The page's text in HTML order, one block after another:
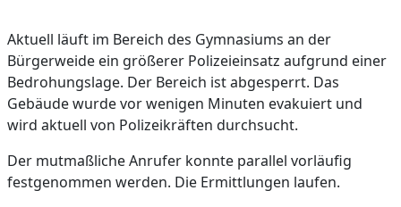
Aktuell läuft im Bereich des Gymnasiums an der
Bürgerweide ein größerer Polizeieinsatz aufgrund einer
Bedrohungslage. Der Bereich ist abgesperrt. Das
Gebäude wurde vor wenigen Minuten evakuiert und
wird aktuell von Polizeikräften durchsucht.
Der mutmaßliche Anrufer konnte parallel vorläufig
festgenommen werden. Die Ermittlungen laufen.